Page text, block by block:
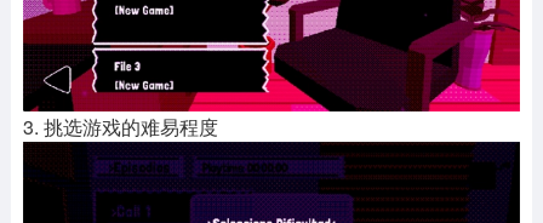
3. 挑选游戏的难易程度